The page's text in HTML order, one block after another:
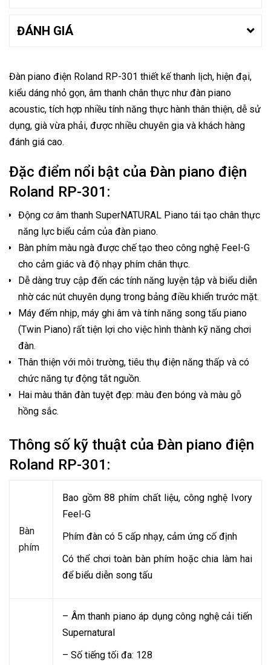
ĐÁNH GIÁ
Đàn piano điện Roland RP-301 thiết kế thanh lịch, hiện đại,
kiểu dáng nhỏ gọn, âm thanh chân thực như đàn piano
acoustic, tích hợp nhiều tính năng thực hành thân thiện, dễ sử
dụng, già vừa phải, được nhiều chuyên gia và khách hàng
đánh giá cao.
Đặc điểm nổi bật của Đàn piano điện
Roland RP-301:
Động cơ âm thanh SuperNATURAL Piano tái tạo chân thực
năng lực biểu cảm của đàn piano.
Bàn phím màu ngà được chế tạo theo công nghệ Feel-G
cho cảm giác và độ nhạy phím chân thực.
Dễ dàng truy cập đến các tính năng luyện tập và biểu diễn
nhờ các nút chuyên dụng trong bảng điều khiển trước mặt.
Máy đếm nhịp, máy ghi âm và tính năng song tấu piano
(Twin Piano) rất tiện lợi cho việc hình thành kỹ năng chơi
đàn.
Thân thiện với môi trường, tiêu thụ điện năng thấp và có
chức năng tự động tắt nguồn.
Hai màu thân đàn tuyệt đẹp: màu đen bóng và màu gỗ
hồng sắc.
Thông số kỹ thuật của Đàn piano điện
Roland RP-301:
Bàn
phím
Bao gồm 88 phím chất liệu, công nghệ Ivory
Feel-G
Phím đàn có 5 cấp nhạy, cảm ứng cố định
Có thể chơi toàn bàn phím hoặc chia làm hai
để biểu diễn song tấu
– Âm thanh piano áp dụng công nghệ cải tiến
Supernatural
– Số tiếng tối đa: 128